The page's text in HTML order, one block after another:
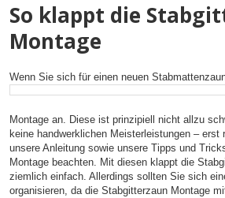
So klappt die
Montage
Wenn Sie sich für einen neuen
Montage an. Diese ist prinzipiell nicht allzu
keine handwerklichen Meisterleistungen – erst
unsere Anleitung sowie unsere Tipps und
Montage beachten. Mit diesen klappt die
ziemlich einfach. Allerdings sollten Sie sich
organisieren, da die Stabgitterzaun Montage